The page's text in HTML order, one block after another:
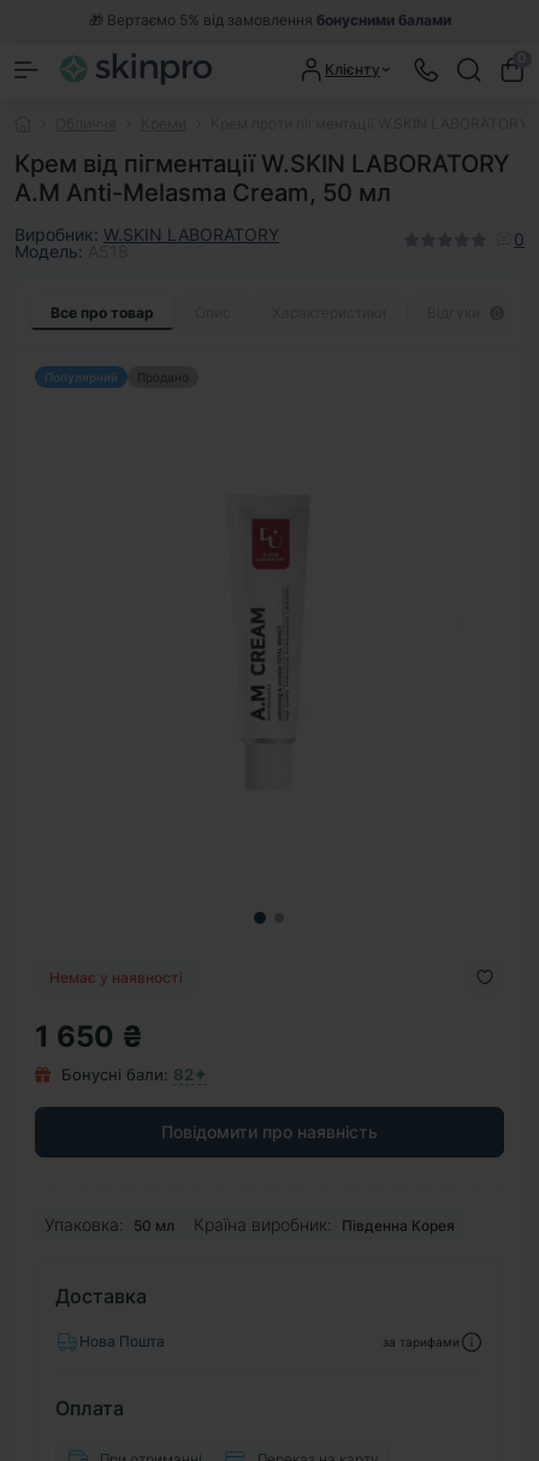
🎁 Вертаємо 5% від замовлення бонусними балами
Клієнту
Крем від пігментації W.SKIN LABORATORY
A.M Anti-Melasma Cream, 50 мл
Виробник: W.SKIN LABORATORY
Модель:
0
Все про товар
Популярний Продано
Немає у наявності
1 650 ₴
Бонусні бали: 82✦
Повідомити про наявність
Упаковка: 50 мл Країна виробник: Південна Корея
Доставка
Нова Пошта за тарифами
Оплата